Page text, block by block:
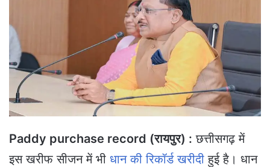
l
Paddy purchase record (रायपुर) : छत्तीसगढ़ में
इस खरीफ सीजन में भी धान की रिकॉर्ड खरीदी हुई है। धान